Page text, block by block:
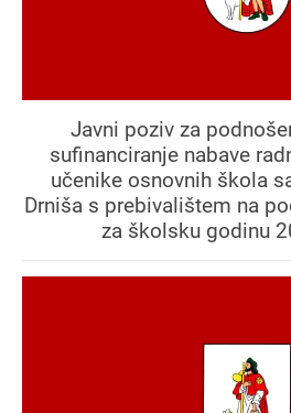
Javni poziv za
sufinanciranje nabave
učenike osnovnih škola
Drniša s prebivalištem na
za školsku godinu